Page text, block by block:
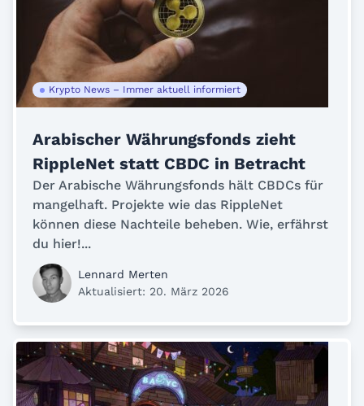
Krypto News – Immer aktuell informiert
Arabischer Währungsfonds zieht
RippleNet statt CBDC in Betracht
Der Arabische Währungsfonds hält CBDCs für
mangelhaft. Projekte wie das RippleNet
können diese Nachteile beheben. Wie, erfährst
du hier!...
Lennard Merten
Aktualisiert: 20. März 2026